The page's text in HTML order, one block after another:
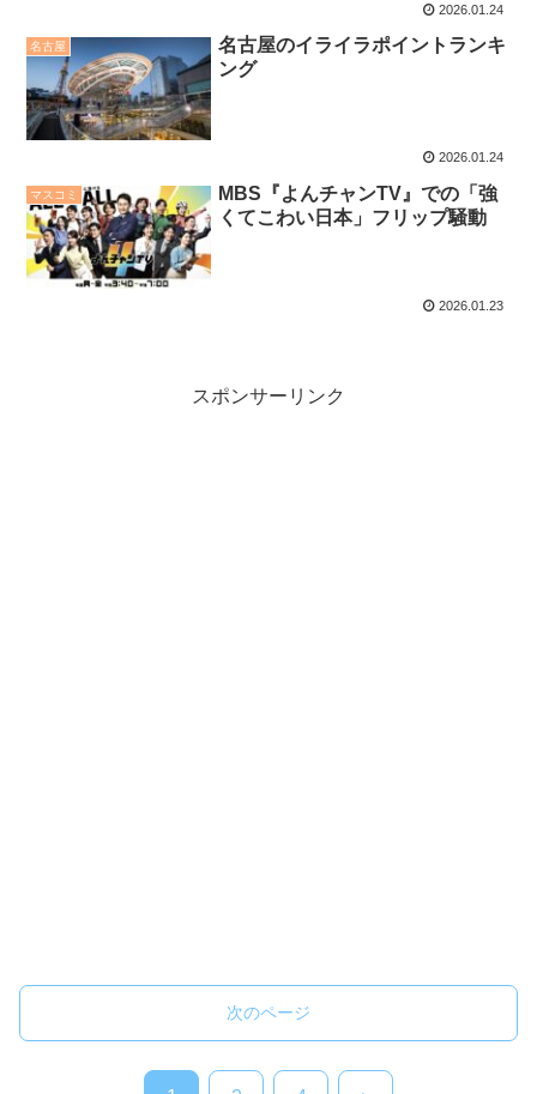
2026.01.24
名古屋
名古屋のイライラポイントランキ
ング
2026.01.24
マスコミ
MBS『よんチャンTV』での「強
くてこわい日本」フリップ騒動
2026.01.23
スポンサーリンク
次のページ